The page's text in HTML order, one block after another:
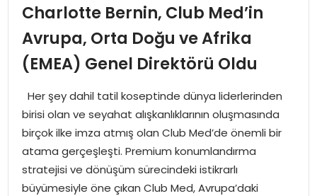
EĞITIM
SPOR
EKONOMI
MAGAZIN
Charlotte Bernin, Club Med’in
Avrupa, Orta Doğu ve Afrika
(EMEA) Genel Direktörü Oldu
Her şey dahil tatil koseptinde dünya liderlerinden
birisi olan ve seyahat alışkanlıklarının oluşmasında
birçok ilke imza atmış olan Club Med’de önemli bir
atama gerçeşleşti. Premium konumlandırma
stratejisi ve dönüşüm sürecindeki istikrarlı
büyümesiyle öne çıkan Club Med, Avrupa’daki